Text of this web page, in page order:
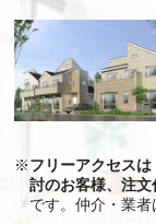
※フリーアクセス
討のお客様、注
です。仲介・業者